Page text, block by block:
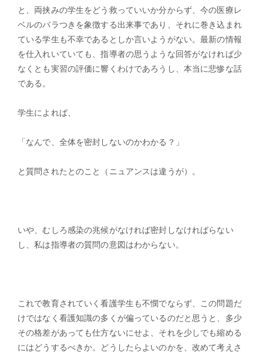
と、両挟みの学生をどう救っていいか分からず、今の医療レ
ベルのバラつきを象徴する出来事であり、それに巻き込まれ
ている学生も不幸であるとしか言いようがない。最新の情報
を仕入れいていても、指導者の思うような回答がなければ少
なくとも実習の評価に響くわけであろうし、本当に悲惨な話
である。
学生によれば、
「なんで、全体を密封しないのかわかる？」
と質問されたとのこと（ニュアンスは違うが）。
いや、むしろ感染の兆候がなければ密封しなければらない
し、私は指導者の質問の意図はわからない。
これで教育されていく看護学生も不憫でならず、この問題だ
けではなく看護知識の多くが偏っているのだと思うと、多少
その格差があっても仕方ないにせよ、それを少しでも縮める
にはどうするべきか。どうしたらよいのかを、改めて考えさ